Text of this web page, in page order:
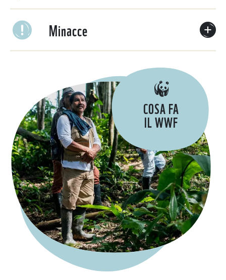
Minacce
COSA FA
IL WWF